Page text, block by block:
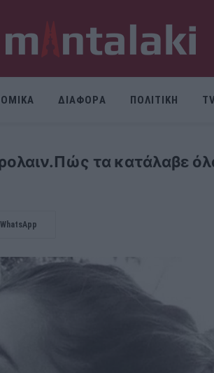
ΔΙΑΦΟΡΑ ΠΟΛΙΤΙΚΗ TV
τα κατάλαβε
WhatsApp